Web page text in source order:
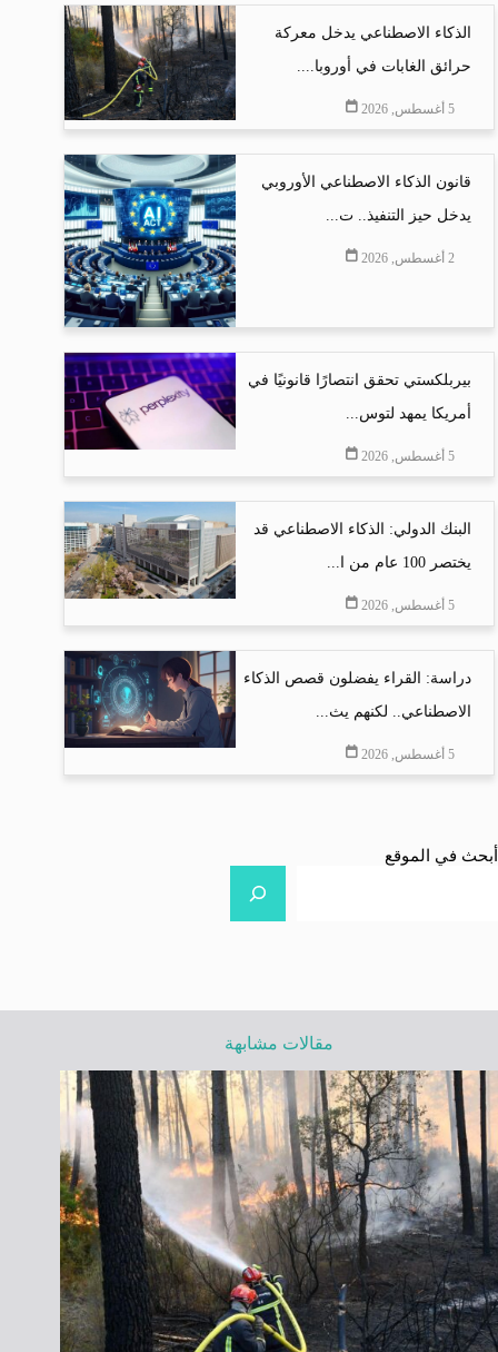
الذكاء الاصطناعي يدخل معركة
حرائق الغابات في أوروبا....
5 أغسطس, 2026
قانون الذكاء الاصطناعي الأوروبي
يدخل حيز التنفيذ.. ت...
2 أغسطس, 2026
بيربلكستي تحقق انتصارًا قانونيًا في
أمريكا يمهد لتوس...
5 أغسطس, 2026
البنك الدولي: الذكاء الاصطناعي قد
يختصر 100 عام من ا...
5 أغسطس, 2026
دراسة: القراء يفضلون قصص الذكاء
الاصطناعي.. لكنهم يث...
5 أغسطس, 2026
أبحث في الموقع
مقالات مشابهة